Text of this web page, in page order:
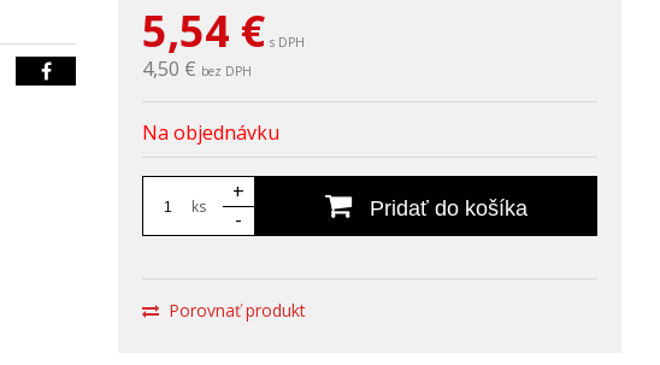
5,54 € s DPH
4,50 € bez DPH
Na objednávku
ks
+
-
Pridať do košíka
Porovnať produkt